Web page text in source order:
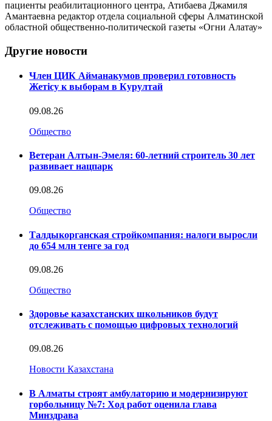
пациенты реабилитационного центра, Атибаева Джамиля
Амантаевна редактор отдела социальной сферы Алматинской
областной общественно-политической газеты «Огни Алатау»
Другие новости
Член ЦИК Айманакумов проверил готовность
Жетісу к выборам в Курултай
09.08.26
Общество
Ветеран Алтын-Эмеля: 60-летний строитель 30 лет
развивает нацпарк
09.08.26
Общество
Талдыкорганская стройкомпания: налоги выросли
до 654 млн тенге за год
09.08.26
Общество
Здоровье казахстанских школьников будут
отслеживать с помощью цифровых технологий
09.08.26
Новости Казахстана
В Алматы строят амбулаторию и модернизируют
горбольницу №7: Ход работ оценила глава
Минздрава